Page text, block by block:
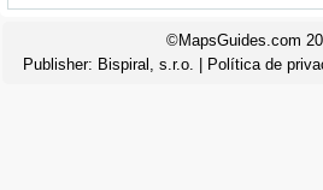
©MapsGuides.com
Publisher: Bispiral, s.r.o. Política de